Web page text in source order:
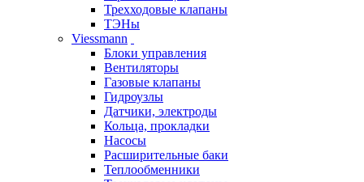
Трехходовые клапаны
ТЭНы
Viessmann
Блоки управления
Вентиляторы
Газовые клапаны
Гидроузлы
Датчики, электроды
Кольца, прокладки
Насосы
Расширительные баки
Теплообменники